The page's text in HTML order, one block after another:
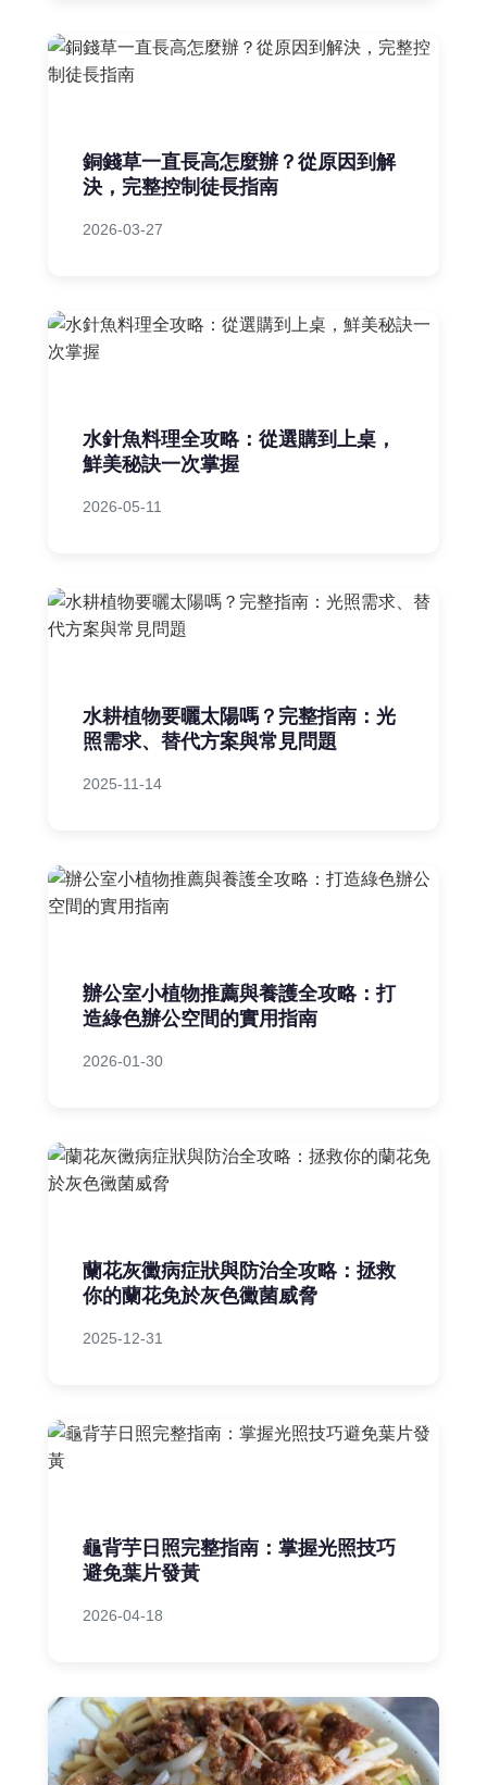
銅錢草一直長高怎麼辦？從原因到解
決，完整控制徒長指南
2026-03-27
水針魚料理全攻略：從選購到上桌，
鮮美秘訣一次掌握
2026-05-11
水耕植物要曬太陽嗎？完整指南：光
照需求、替代方案與常見問題
2025-11-14
辦公室小植物推薦與養護全攻略：打
造綠色辦公空間的實用指南
2026-01-30
蘭花灰黴病症狀與防治全攻略：拯救
你的蘭花免於灰色黴菌威脅
2025-12-31
龜背芋日照完整指南：掌握光照技巧
避免葉片發黃
2026-04-18